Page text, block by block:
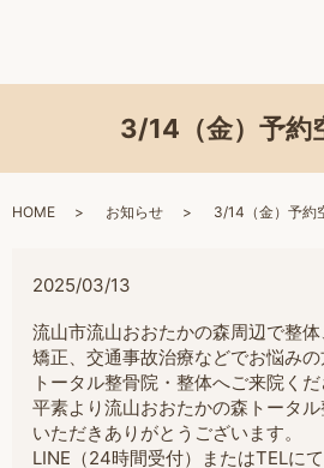
3/14（金）予約
HOME お知らせ 3/14（金）予約
2025/03/13
流山市流山おおたかの森周辺で整
矯正、交通事故治療などでお悩み
トータル整骨院・整体へご来院くだ
平素より流山おおたかの森トータ
いただきありがとうございます。
LINE（24時間受付）またはTELに